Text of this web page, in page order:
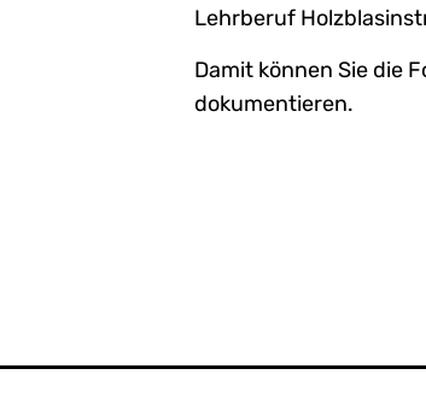
Lehrberuf
Damit können Sie die
dokumentieren.